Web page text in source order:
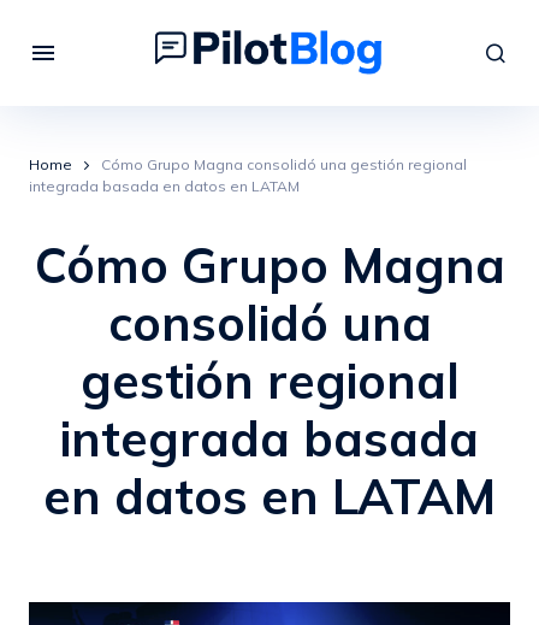
Home
Cómo Grupo Magna consolidó una gestión regional
integrada basada en datos en LATAM
Cómo Grupo Magna
consolidó una
gestión regional
integrada basada
en datos en LATAM